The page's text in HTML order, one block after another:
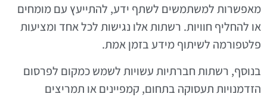
מאפשרות למשתמשים לשתף ידע, להתייעץ עם מומחים
או להחליף חוויות. רשתות אלו נגישות לכל אחד ומציעות
פלטפורמה לשיתוף מידע בזמן אמת.
בנוסף, רשתות חברתיות עשויות לשמש כמקום לפרסום
הזדמנויות תעסוקה בתחום, קמפיינים או תמריצים